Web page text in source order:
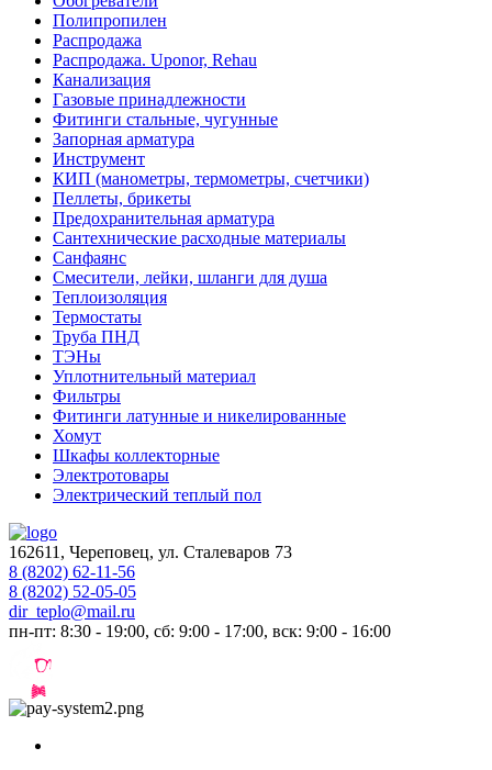
Полипропилен
Распродажа
Распродажа. Uponor, Rehau
Канализация
Газовые принадлежности
Фитинги стальные, чугунные
Запорная арматура
Инструмент
КИП (манометры, термометры, счетчики)
Пеллеты, брикеты
Предохранительная арматура
Сантехнические расходные материалы
Санфаянс
Смесители, лейки, шланги для душа
Теплоизоляция
Термостаты
Труба ПНД
ТЭНы
Уплотнительный материал
Фильтры
Фитинги латунные и никелированные
Хомут
Шкафы коллекторные
Электротовары
Электрический теплый пол
162611, Череповец, ул. Сталеваров 73
8 (8202) 62-11-56
8 (8202) 52-05-05
dir_teplo@mail.ru
пн-пт: 8:30 - 19:00, сб: 9:00 - 17:00, вск: 9:00 - 16:00